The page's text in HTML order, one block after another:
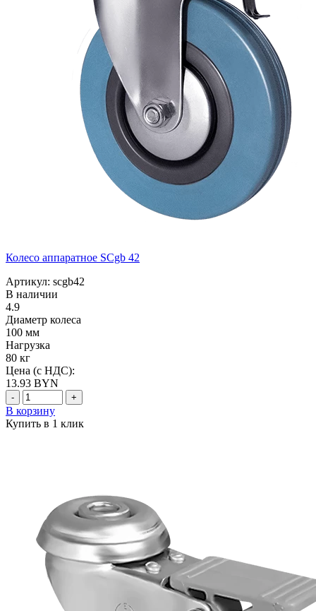
Колесо аппаратное SCgb 42
Артикул: scgb42
В наличии
4.9
Диаметр колеса
100 мм
Нагрузка
80 кг
Цена (с НДС):
13.93 BYN
- +
В корзину
Купить в 1 клик